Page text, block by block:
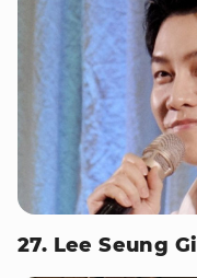
27. Lee Seung Gi